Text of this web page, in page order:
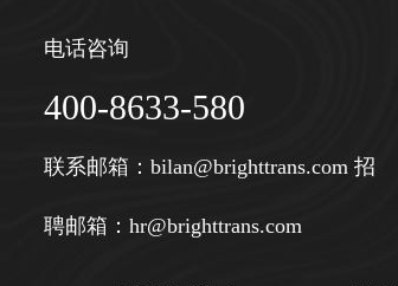
电话咨询
400-8633-580
联系邮箱： bilan@brighttrans.com 招
聘邮箱： hr@brighttrans.com